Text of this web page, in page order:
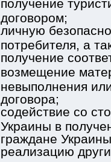
получение
договором;
личную
потребителя, а
получение
возмещение
невыполнения
договора;
содействие со
Украины в
граждане
реализацию